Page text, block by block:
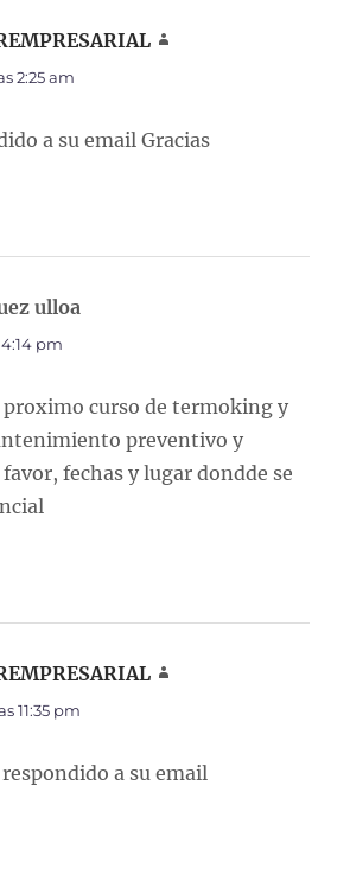
2:25 am
a su email Gracias
ulloa
pm
proximo curso de termoking y
preventivo y
fechas y lugar dondde se
11:35 pm
respondido a su email